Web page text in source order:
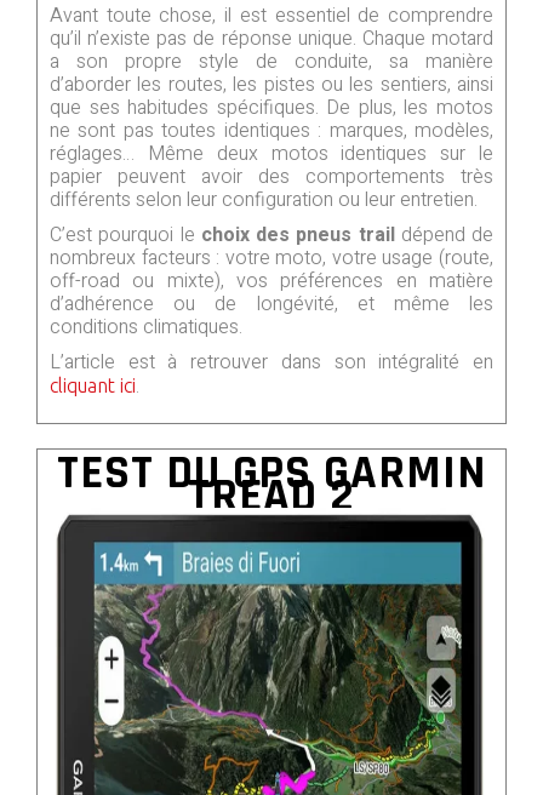
Avant toute chose, il est essentiel de comprendre
qu’il n’existe pas de réponse unique. Chaque motard
a son propre style de conduite, sa manière
d’aborder les routes, les pistes ou les sentiers, ainsi
que ses habitudes spécifiques. De plus, les motos
ne sont pas toutes identiques : marques, modèles,
réglages… Même deux motos identiques sur le
papier peuvent avoir des comportements très
différents selon leur configuration ou leur entretien.
C’est pourquoi le choix des pneus traildépend de
nombreux facteurs : votre moto, votre usage (route,
off-road ou mixte), vos préférences en matière
d’adhérence ou de longévité, et même les
conditions climatiques.
L’article est à retrouver dans son intégralité en
cliquant ici.
TEST DU GPS GARMIN
TREAD 2